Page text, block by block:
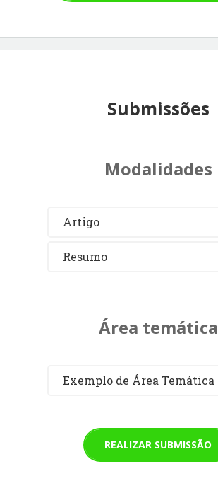
Submissões
Modalidades
Artigo
Resumo
Área temática
Exemplo de Área Temática
REALIZAR SUBMISSÃO